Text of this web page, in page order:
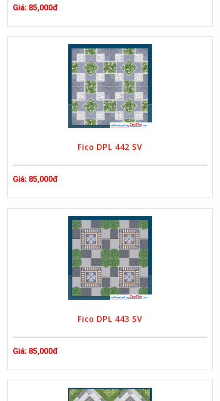
Giá: 85,000đ
Fico DPL 442 SV
Giá: 85,000đ
Fico DPL 443 SV
Giá: 85,000đ